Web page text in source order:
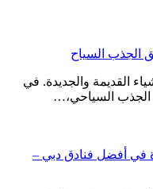
الجذب السياح
القديمة والجديدة. في
الجذب السياحي،…
في أفضل فنادق دبي –